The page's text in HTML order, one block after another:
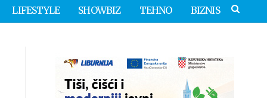
LIFESTYLE SHOWBIZ TEHNO BIZNIS